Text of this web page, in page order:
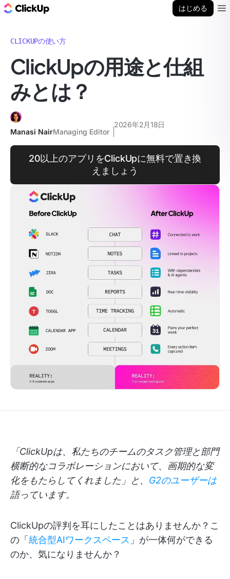
はじめる
CLICKUPの使い方
ClickUpの用途と仕組
みとは？
Manasi NairManaging Editor
2026年2月18日
20以上のアプリをClickUpに無料で置き換
えましょう
「ClickUpは、私たちのチームのタスク管理と部門
横断的なコラボレーションにおいて、画期的な変
化をもたらしてくれました」と、 G2のユーザーは
語っています。
ClickUpの評判を耳にしたことはありませんか？こ
の「 統合型AIワークスペース 」が一体何ができる
のか、気になりませんか？